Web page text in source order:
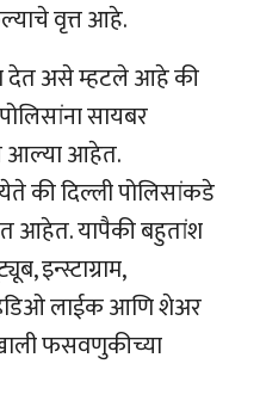
वृत्त आहे.
देत असे म्हटले आहे की
सायबर
आल्या आहेत.
की दिल्ली पोलिसांकडे
आहेत. यापैकी बहुतांश
इन्स्टाग्राम,
लाईक आणि शेअर
फसवणुकीच्या